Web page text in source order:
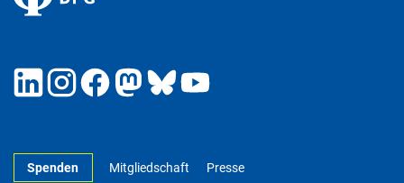
Spenden Mitgliedschaft Presse